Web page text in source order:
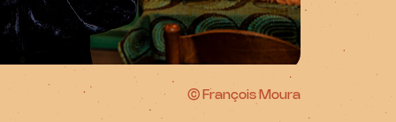
© François Moura